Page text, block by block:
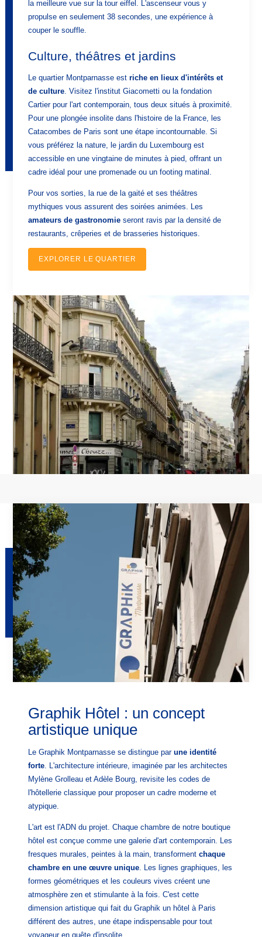
la meilleure vue sur la tour eiffel. L'ascenseur vous y
propulse en seulement 38 secondes, une expérience à
couper le souffle.
Culture, théâtres et jardins
Le quartier Montparnasse estriche en lieux d'intérêts et
de culture . Visitez l'institut Giacometti ou la fondation
Cartier pour l'art contemporain, tous deux situés à proximité.
Pour une plongée insolite dans l'histoire de la France, les
Catacombes de Paris sont une étape incontournable. Si
vous préférez la nature, le jardin du Luxembourg est
accessible en une vingtaine de minutes à pied, offrant un
cadre idéal pour une promenade ou un footing matinal.
Pour vos sorties, la rue de la gaité et ses théâtres
mythiques vous assurent des soirées animées. Les
amateurs de gastronomie seront ravis par la densité de
restaurants, crêperies et de brasseries historiques.
EXPLORER LE QUARTIER
Graphik Hôtel : un concept
artistique unique
Le Graphik Montparnasse se distingue parune identité
forte. L'architecture intérieure, imaginée par les architectes
Mylène Grolleau et Adèle Bourg, revisite les codes de
l'hôtellerie classique pour proposer un cadre moderne et
atypique.
L'art est l'ADN du projet. Chaque chambre de notre boutique
hôtel est conçue comme une galerie d'art contemporain. Les
fresques murales, peintes à la main, transformentchaque
chambre en une œuvre unique. Les lignes graphiques, les
formes géométriques et les couleurs vives créent une
atmosphère zen et stimulante à la fois. C'est cette
dimension artistique qui fait du Graphik un hôtel à Paris
différent des autres, une étape indispensable pour tout
voyageur en quête d'insolite.
CHAMBRES
SERVICES
CONTACT & ACCÈS
131 avenue du Maine
75014 Paris, France
hotel@graphik-hotel.com
+33 1 84 79 70 60
+33 1 46 02 75 64